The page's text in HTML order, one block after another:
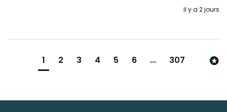
il y a 2 jours
1 2 3 4 5 6 ... 307